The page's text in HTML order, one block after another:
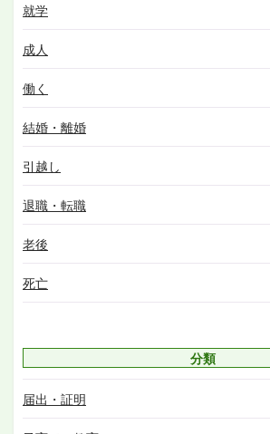
就学
成人
働く
結婚・離婚
引越し
退職・転職
老後
死亡
分類
届出・証明